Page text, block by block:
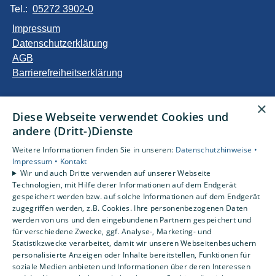
Tel.: 05272 3902-0
Impressum
Datenschutzerklärung
AGB
Barrierefreiheitserklärung
Privatkunden
Gewerbekunden
Karriere
Unternehmen
Kontakt
Um externe HTML-Inhalte anzuzeigen, benötigen wir
Ihre Einwilligung.
Weitere Informationen finden Sie in unserer
Datenschutzerklärung.
×
Diese Webseite verwendet Cookies und
andere (Dritt-)Dienste
Weitere Informationen finden Sie in unseren: Datenschutzhinweise •
Impressum • Kontakt
Wir und auch Dritte verwenden auf unserer Webseite
Technologien, mit Hilfe derer Informationen auf dem Endgerät
gespeichert werden bzw. auf solche Informationen auf dem Endgerät
zugegriffen werden, z.B. Cookies. Ihre personenbezogenen Daten
werden von uns und den eingebundenen Partnern gespeichert und
für verschiedene Zwecke, ggf. Analyse-, Marketing- und
Statistikzwecke verarbeitet, damit wir unseren Webseitenbesuchern
personalisierte Anzeigen oder Inhalte bereitstellen, Funktionen für
soziale Medien anbieten und Informationen über deren Interessen